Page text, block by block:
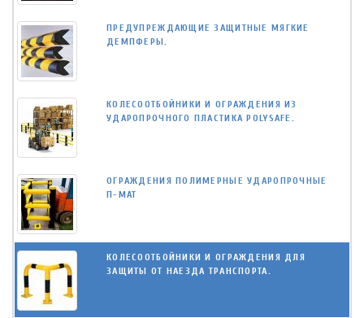
ПРЕДУПРЕЖДАЮЩИЕ ЗАЩИТНЫЕ МЯГКИЕ
ДЕМПФЕРЫ.
КОЛЕСООТБОЙНИКИ И ОГРАЖДЕНИЯ ИЗ
УДАРОПРОЧНОГО ПЛАСТИКА POLYSAFE.
ОГРАЖДЕНИЯ ПОЛИМЕРНЫЕ УДАРОПРОЧНЫЕ
П-МАТ
КОЛЕСООТБОЙНИКИ И ОГРАЖДЕНИЯ ДЛЯ
ЗАЩИТЫ ОТ НАЕЗДА ТРАНСПОРТА.